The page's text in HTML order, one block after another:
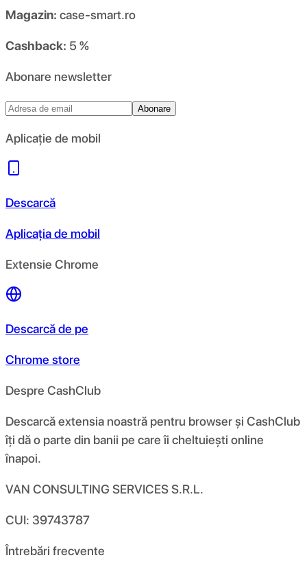
Magazin: case-smart.ro
Cashback: 5 %
Abonare newsletter
Abonare
Aplicație de mobil
Descarcă
Aplicația de mobil
Extensie Chrome
Descarcă de pe
Chrome store
Despre CashClub
Descarcă extensia noastră pentru browser și CashClub
îți dă o parte din banii pe care îi cheltuiești online
înapoi.
VAN CONSULTING SERVICES S.R.L.
CUI: 39743787
Întrebări frecvente